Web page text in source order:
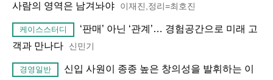
사람의 영역은 남겨놔야
이재진,정리=최호진
케이스스터디
‘판매’ 아닌 ‘관계’… 경험공간으로 미래 고
객과 만나다
신민기
경영일반
신입 사원이 종종 높은 창의성을 발휘하는 이